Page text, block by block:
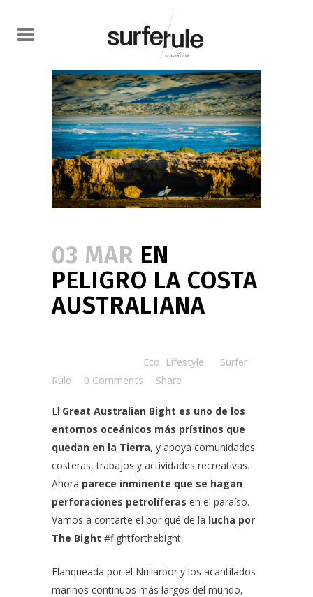
03 MAR EN
PELIGRO LA COSTA
AUSTRALIANA
Eco Lifestyle
Surfer
Rule
0 Comments Share
El Great Australian Bight es uno de los
entornos oceánicos más prístinos que
quedan en la Tierra, y apoya comunidades
costeras, trabajos y actividades recreativas.
Ahora parece inminente que se hagan
perforaciones petrolíferas en el paraíso.
Vamos a contarte el por qué de la lucha por
The Bight #fightforthebight
Flanqueada por el Nullarbor y los acantilados
marinos continuos más largos del mundo,